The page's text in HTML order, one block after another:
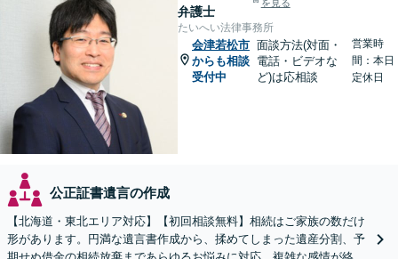
弁護士
を見る
たいへい法律事務所
会津若松市
からも相談
受付中
面談方法(対面・
電話・ビデオな
ど)は応相談
営業時
間：本日
定休日
公正証書遺言の作成
【北海道・東北エリア対応】【初回相談無料】相続はご家族の数だけ
形があります。円満な遺言書作成から、揉めてしまった遺産分割、予